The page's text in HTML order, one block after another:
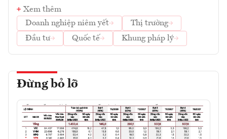
Xem thêm
Doanh nghiệp niêm yết
Thị trường
Đầu tư
Quốc tế Khung pháp lý
Đừng bỏ lỡ